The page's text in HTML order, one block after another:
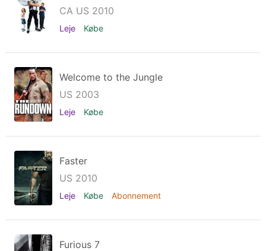
CA US 2010
Leje Købe
Welcome to the Jungle
US 2003
Leje Købe
Faster
US 2010
Leje Købe Abonnement
Furious 7